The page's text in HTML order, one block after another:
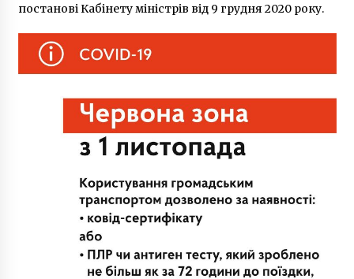
постанові Кабінету міністрів від 9 грудня 2020 року.